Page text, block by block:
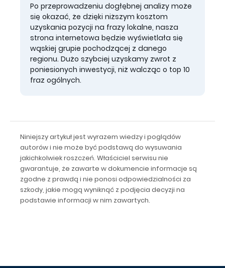
Po przeprowadzeniu dogłębnej analizy może
się okazać, że dzięki niższym kosztom
uzyskania pozycji na frazy lokalne, nasza
strona internetowa będzie wyświetlała się
wąskiej grupie pochodzącej z danego
regionu. Dużo szybciej uzyskamy zwrot z
poniesionych inwestycji, niż walcząc o top 10
fraz ogólnych.
Niniejszy artykuł jest wyrazem wiedzy i poglądów
autorów i nie może być podstawą do wysuwania
jakichkolwiek roszczeń. Właściciel serwisu nie
gwarantuje, że zawarte w dokumencie informacje są
zgodne z prawdą i nie ponosi odpowiedzialności za
szkody, jakie mogą wyniknąć z podjęcia decyzji na
podstawie informacji w nim zawartych.